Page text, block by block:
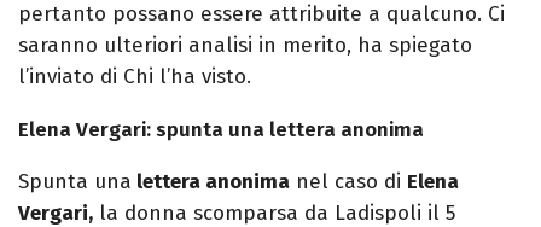
pertanto possano essere attribuite a qualcuno. Ci
saranno ulteriori analisi in merito, ha spiegato
l’inviato di Chi l’ha visto.
Elena Vergari: spunta una lettera anonima
Spunta una lettera anonima nel caso di Elena
Vergari, la donna scomparsa da Ladispoli il 5